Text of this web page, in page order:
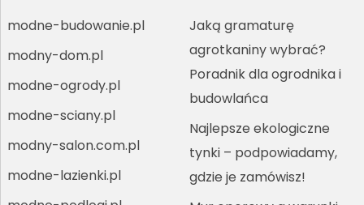
modne-budowanie.pl
modny-dom.pl
modne-ogrody.pl
modne-sciany.pl
modny-salon.com.pl
modne-lazienki.pl
Jaką gramaturę
agrotkaniny wybrać?
Poradnik dla ogrodnika i
budowlańca
Najlepsze ekologiczne
tynki – podpowiadamy,
gdzie je zamówisz!